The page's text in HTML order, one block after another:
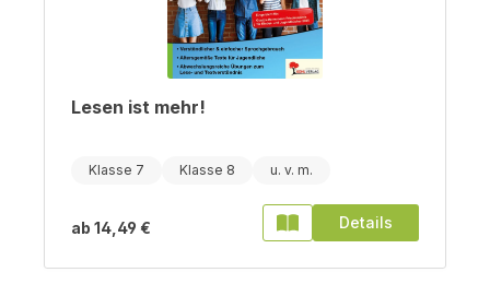
Lesen ist mehr!
Klasse 7 Klasse 8
ab 14,49 € Details